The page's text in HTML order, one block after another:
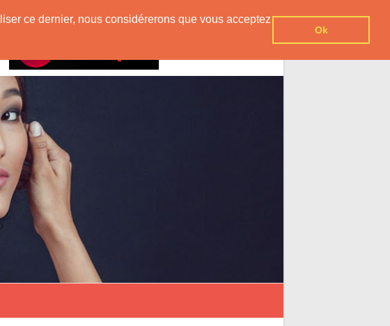
ce dernier, nous considérerons que vous acceptez
Ok